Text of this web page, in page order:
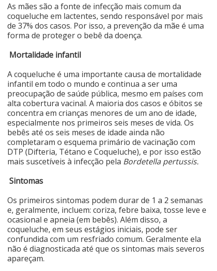
As mães são a fonte de infecção mais comum da
coqueluche em lactentes, sendo responsável por mais
de 37% dos casos. Por isso, a prevenção da mãe é uma
forma de proteger o bebê da doença.
Mortalidade infantil
A coqueluche é uma importante causa de mortalidade
infantil em todo o mundo e continua a ser uma
preocupação de saúde pública, mesmo em países com
alta cobertura vacinal. A maioria dos casos e óbitos se
concentra em crianças menores de um ano de idade,
especialmente nos primeiros seis meses de vida. Os
bebês até os seis meses de idade ainda não
completaram o esquema primário de vacinação com
DTP (Difteria, Tétano e Coqueluche), e por isso estão
mais suscetíveis à infecção pela Bordetella pertussis.
Sintomas
Os primeiros sintomas podem durar de 1 a 2 semanas
e, geralmente, incluem: coriza, febre baixa, tosse leve e
ocasional e apneia (em bebês). Além disso, a
coqueluche, em seus estágios iniciais, pode ser
confundida com um resfriado comum. Geralmente ela
não é diagnosticada até que os sintomas mais severos
apareçam.